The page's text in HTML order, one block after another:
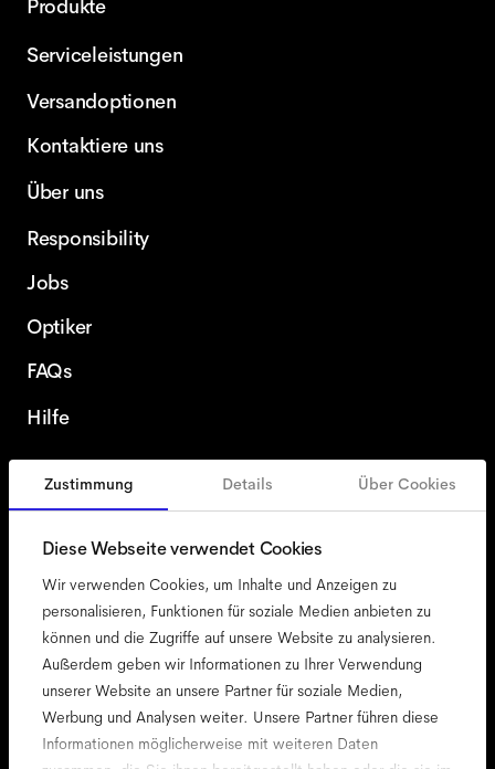
Zustimmung Details Über Cookies
Diese Webseite verwendet Cookies
Wir verwenden Cookies, um Inhalte und Anzeigen zu
personalisieren, Funktionen für soziale Medien anbieten zu
können und die Zugriffe auf unsere Website zu analysieren.
Außerdem geben wir Informationen zu Ihrer Verwendung
unserer Website an unsere Partner für soziale Medien,
Werbung und Analysen weiter. Unsere Partner führen diese
Informationen möglicherweise mit weiteren Daten
Produkte
Serviceleistungen
Versandoptionen
Kontaktiere uns
Über uns
Responsibility
Jobs
Optiker
FAQs
Hilfe
Österreich
Zugänglichkeit
Cookie-Richtlinie
Impressum
Datenschutz